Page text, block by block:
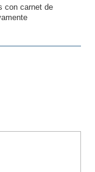
con carnet de